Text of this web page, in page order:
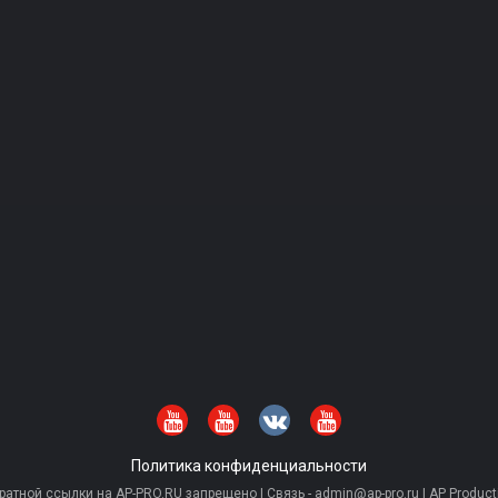
Политика конфиденциальности
ссылки на AP-PRO.RU запрещено | Связь - admin@ap-pro.ru | AP